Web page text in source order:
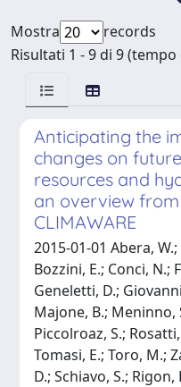
Mostra
records
Risultati 1 - 9 di 9
Anticipating the
changes on
resources and
an overview
CLIMAWARE
2015-01-01 Abera,
Bozzini, E.; Conci, N.;
Geneletti, D.;
Majone, B.; Meninno,
Piccolroaz, S.;
Tomasi, E.; Toro, M.;
D.; Schiavo, S.; Rigon,